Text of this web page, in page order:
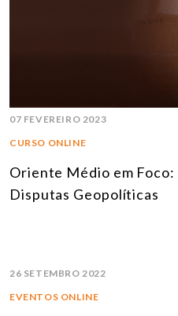
07 FEVEREIRO 2023
CURSO ONLINE
Oriente Médio em
Disputas Geopolíticas
26 SETEMBRO 2022
EVENTOS ONLINE